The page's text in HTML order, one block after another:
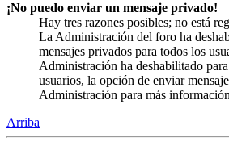
¡No puedo enviar un mensaje privado!
Hay tres razones posibles; no está
La Administración del foro ha
mensajes privados para todos los
Administración ha deshabilitado
usuarios, la opción de enviar
Administración para más
Arriba